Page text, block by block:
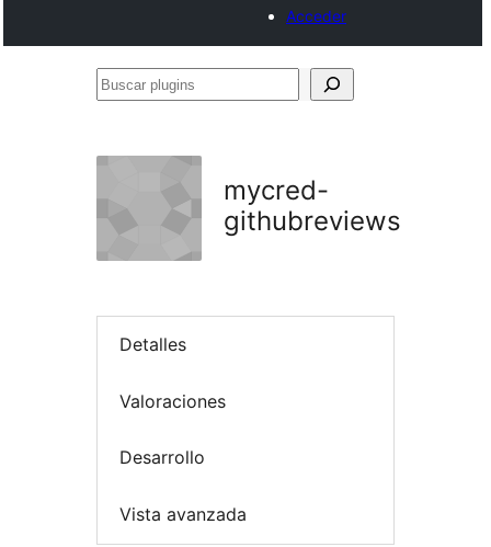
Acceder
Buscar
mycred-
githubreviews
Detalles
Valoraciones
Desarrollo
Vista avanzada